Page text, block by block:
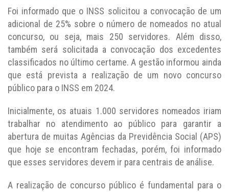
Foi informado que o INSS solicitou a convocação de um
adicional de 25% sobre o número de nomeados no atual
concurso, ou seja, mais 250 servidores. Além disso,
também será solicitada a convocação dos excedentes
classificados no último certame. A gestão informou ainda
que está prevista a realização de um novo concurso
público para o INSS em 2024.
Inicialmente, os atuais 1.000 servidores nomeados iriam
trabalhar no atendimento ao público para garantir a
abertura de muitas Agências da Previdência Social (APS)
que hoje se encontram fechadas, porém, foi informado
que esses servidores devem ir para centrais de análise.
A realização de concurso público é fundamental para o